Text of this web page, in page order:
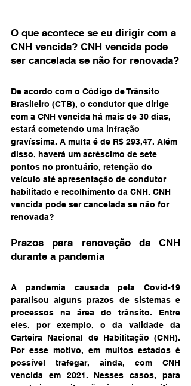
O que acontece se eu dirigir com a
CNH vencida? CNH vencida pode
ser cancelada se não for renovada?
De acordo com o Código de Trânsito
Brasileiro (CTB), o condutor que dirige
com a CNH vencida há mais de 30 dias,
estará cometendo uma infração
gravíssima. A multa é de R$ 293,47. Além
disso, haverá um acréscimo de sete
pontos no prontuário, retenção do
veículo até apresentação de condutor
habilitado e recolhimento da CNH. CNH
vencida pode ser cancelada se não for
renovada?
Prazos para renovação da CNH
durante a pandemia
A pandemia causada pela Covid-19
paralisou alguns prazos de sistemas e
processos na área do trânsito. Entre
eles, por exemplo, o da validade da
Carteira Nacional de Habilitação (CNH).
Por esse motivo, em muitos estados é
possível trafegar, ainda, com CNH
vencida em 2021. Nesses casos, para